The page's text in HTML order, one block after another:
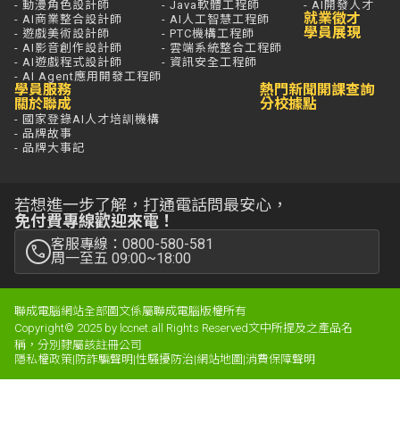
- 動漫角色設計師
- AI商業整合設計師
- 遊戲美術設計師
- AI影音創作設計師
- AI遊戲程式設計師
- AI Agent應用開發工程師
- Java軟體工程師
- AI人工智慧工程師
- PTC機構工程師
- 雲端系統整合工程師
- 資訊安全工程師
- AI開發人才
就業徵才
學員展現
學員服務
關於聯成
- 國家登錄AI人才培訓機構
- 品牌故事
- 品牌大事記
熱門新聞
分校據點
開課查詢
若想進一步了解，打通電話問最安心，
免付費專線歡迎來電！
客服專線：0800-580-581
周一至五 09:00~18:00
聯成電腦網站全部圖文係屬聯成電腦版權所有
Copyright© 2025 by lccnet.all Rights Reserved文中所提及之產品名
稱，分別隸屬該註冊公司
隱私權政策|防詐騙聲明|性騷擾防治|網站地圖 |消費保障聲明